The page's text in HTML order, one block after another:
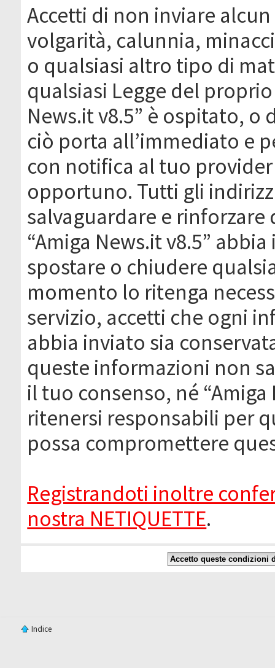
Accetti di non inviare
volgarità, calunnia,
o qualsiasi altro tipo di
qualsiasi Legge del
News.it v8.5” è ospitato, o
ciò porta all’immediato e
con notifica al tuo
opportuno. Tutti gli
salvaguardare e
“Amiga News.it v8.5”
spostare o chiudere
momento lo ritenga
servizio, accetti che ogni
abbia inviato sia
queste informazioni non
il tuo consenso, né
ritenersi responsabili per
possa compromettere
Registrandoti inoltre
nostra NETIQUETTE.
Indice